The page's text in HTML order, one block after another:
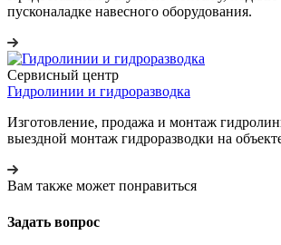
пусконаладке навесного оборудования.
Сервисный центр
Гидролинии и гидроразводка
Изготовление, продажа и монтаж
выездной монтаж гидроразводки на
Вам также может понравиться
Задать вопрос